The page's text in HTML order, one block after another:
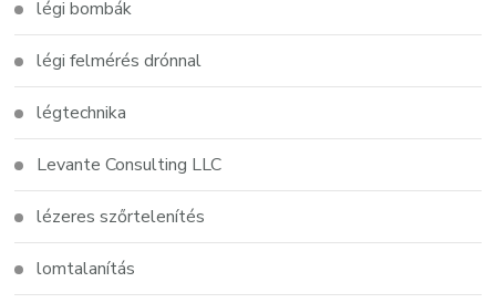
légi bombák
légi felmérés drónnal
légtechnika
Levante Consulting LLC
lézeres szőrtelenítés
lomtalanítás